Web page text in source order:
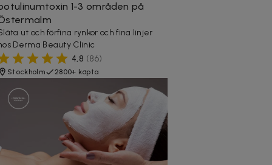
1-3 områden på
ut och förfina rynkor och fina linjer
Derma Beauty Clinic
4,8 (86)
Stockholm 2800+ köpta